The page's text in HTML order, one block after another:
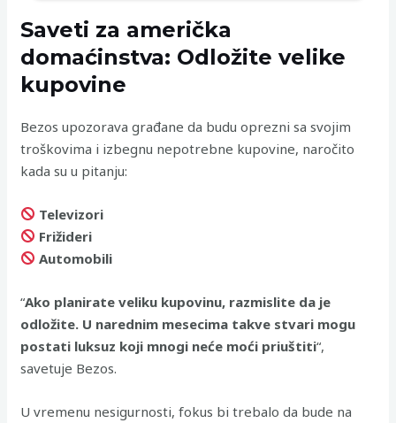
Saveti za američka
domaćinstva: Odložite velike
kupovine
Bezos upozorava građane da budu oprezni sa svojim
troškovima i izbegnu nepotrebne kupovine, naročito
kada su u pitanju:
Televizori
Frižideri
Automobili
“Ako planirate veliku kupovinu, razmislite da je
odložite. U narednim mesecima takve stvari mogu
postati luksuz koji mnogi neće moći priuštiti“,
savetuje Bezos.
U vremenu nesigurnosti, fokus bi trebalo da bude na